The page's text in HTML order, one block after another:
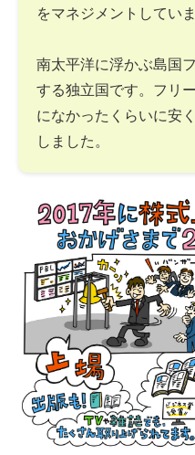
をマネジメントしていま
南太平洋に浮かぶ島国
する独立国です。フリ
になかったくらいに安
しました。